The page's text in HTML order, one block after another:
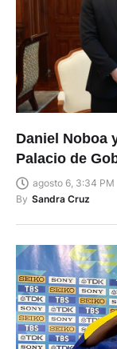
Daniel Noboa
Palacio de
agosto 6, 3:34 PM
By Sandra Cruz